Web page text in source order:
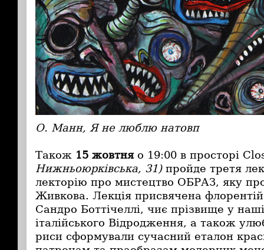
О. Манн, Я не люблю натовп
Також 15 жовтня о 19:00 в просторі
Нижньоюрківська, 31)пройде третя
лекторію про мистецтво ОБРАЗ, яку
Живкова. Лекція присвячена
Сандро Боттічеллі, чиє прізвище у
італійського Відродження, а також
риси сформували сучасний еталон